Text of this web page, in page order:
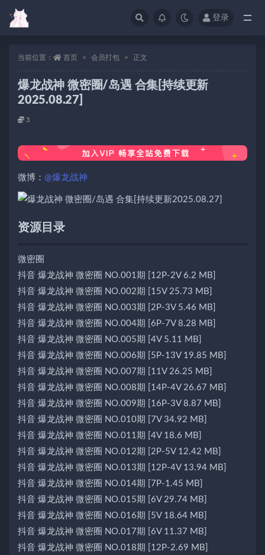
登录
当前位置： 首页 会员打包 正文
爆龙战神 微密圈/岛遇 合集[持续更新
2025.08.27]
3
微博： @爆龙战神
资源目录
微密圈
抖音 爆龙战神 微密圈 NO.001期 [12P-2V 6.2 MB]
抖音 爆龙战神 微密圈 NO.002期 [15V 25.73 MB]
抖音 爆龙战神 微密圈 NO.003期 [2P-3V 5.46 MB]
抖音 爆龙战神 微密圈 NO.004期 [6P-7V 8.28 MB]
抖音 爆龙战神 微密圈 NO.005期 [4V 5.11 MB]
抖音 爆龙战神 微密圈 NO.006期 [5P-13V 19.85 MB]
抖音 爆龙战神 微密圈 NO.007期 [11V 26.25 MB]
抖音 爆龙战神 微密圈 NO.008期 [14P-4V 26.67 MB]
抖音 爆龙战神 微密圈 NO.009期 [16P-3V 8.87 MB]
抖音 爆龙战神 微密圈 NO.010期 [7V 34.92 MB]
抖音 爆龙战神 微密圈 NO.011期 [4V 18.6 MB]
抖音 爆龙战神 微密圈 NO.012期 [2P-5V 12.42 MB]
抖音 爆龙战神 微密圈 NO.013期 [12P-4V 13.94 MB]
抖音 爆龙战神 微密圈 NO.014期 [7P-1.45 MB]
抖音 爆龙战神 微密圈 NO.015期 [6V 29.74 MB]
抖音 爆龙战神 微密圈 NO.016期 [5V 18.64 MB]
抖音 爆龙战神 微密圈 NO.017期 [6V 11.37 MB]
抖音 爆龙战神 微密圈 NO.018期 [12P-2.69 MB]